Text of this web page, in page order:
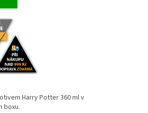
Harry Potter 360 ml v
boxu.